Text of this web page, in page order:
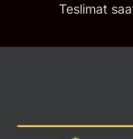
Teslimat